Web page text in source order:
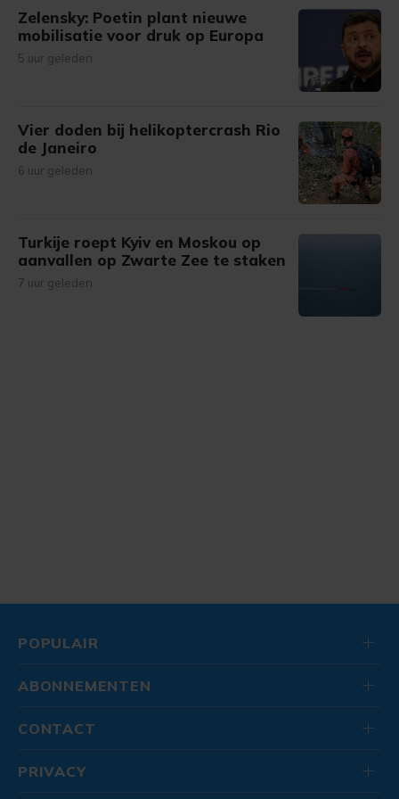
Zelensky: Poetin plant nieuwe
mobilisatie voor druk op Europa
5 uur geleden
Vier doden bij helikoptercrash Rio
de Janeiro
6 uur geleden
Turkije roept Kyiv en Moskou op
aanvallen op Zwarte Zee te staken
7 uur geleden
POPULAIR
ABONNEMENTEN
CONTACT
PRIVACY